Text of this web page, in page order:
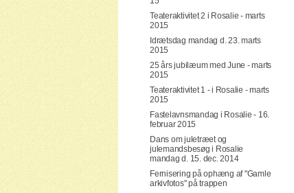
Teateraktivitet 2 i Rosalie - marts
2015
Idrætsdag mandag d. 23. marts
2015
25 års jubilæum med June - marts
2015
Teateraktivitet 1 - i Rosalie - marts
2015
Fastelavnsmandag i Rosalie - 16.
februar 2015
Dans om juletræet og
julemandsbesøg i Rosalie
mandag d. 15. dec. 2014
Fernisering på ophæng af "Gamle
arkivfotos" på trappen